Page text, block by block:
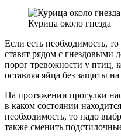
Курица около гнезда
Если есть необходимость,
ставят рядом с гнездовыми
порог тревожности у птиц,
оставляя яйца без защиты
На протяжении прогулки
в каком состоянии
необходимость, то надо
также сменить